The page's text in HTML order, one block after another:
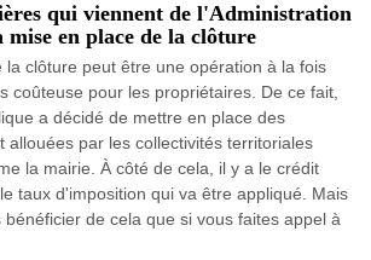
qui viennent de l'Administration
en place de la clôture
la clôture peut être une opération à la fois
coûteuse pour les propriétaires. De ce fait,
a décidé de mettre en place des
allouées par les collectivités territoriales
la mairie. À côté de cela, il y a le crédit
taux d'imposition qui va être appliqué. Mais
de cela que si vous faites appel à